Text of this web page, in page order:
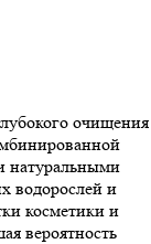
очищения
натуральными
водорослей и
косметики и
вероятность